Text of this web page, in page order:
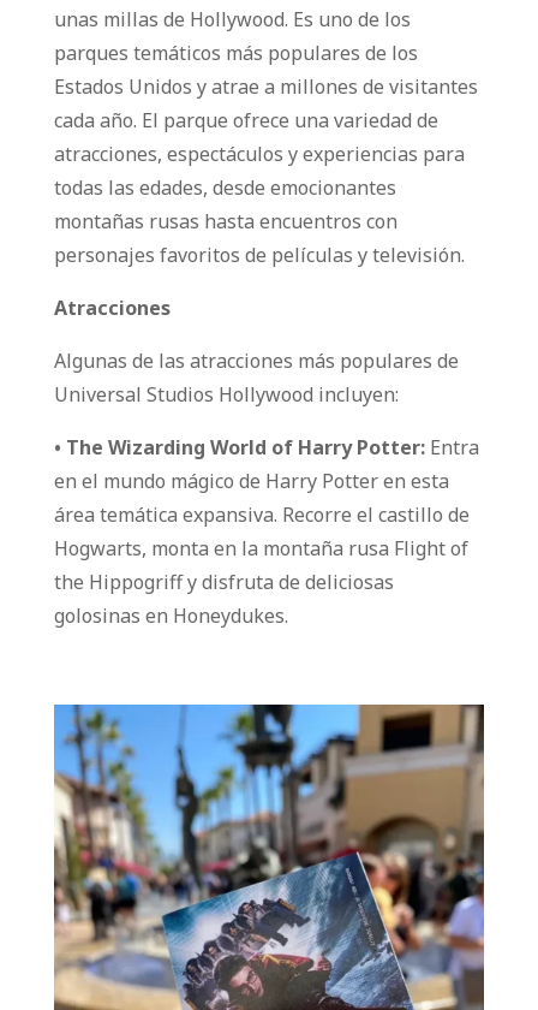
unas millas de Hollywood. Es uno de los
parques temáticos más populares de los
Estados Unidos y atrae a millones de visitantes
cada año. El parque ofrece una variedad de
atracciones, espectáculos y experiencias para
todas las edades, desde emocionantes
montañas rusas hasta encuentros con
personajes favoritos de películas y televisión.
Atracciones
Algunas de las atracciones más populares de
Universal Studios Hollywood incluyen:
• The Wizarding World of Harry Potter: Entra
en el mundo mágico de Harry Potter en esta
área temática expansiva. Recorre el castillo de
Hogwarts, monta en la montaña rusa Flight of
the Hippogriff y disfruta de deliciosas
golosinas en Honeydukes.